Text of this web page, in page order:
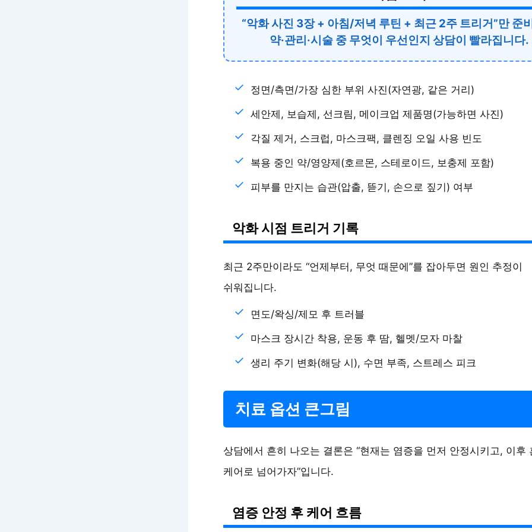
“악화 사진 3장 + 아침/저녁 루틴 + 최근 2주 트리거”만 준
약·관리·시술 중 무엇이 우선인지 상담이 빨라집니다.
정면/측면/가장 심한 부위 사진(자연광, 같은 거리)
세안제, 보습제, 선크림, 메이크업 제품명(가능하면 사진)
각질 제거, 스크럽, 마스크팩, 클렌징 오일 사용 빈도
복용 중인 약/영양제(호르몬, 스테로이드, 보충제 포함)
피부를 만지는 습관(압출, 뜯기, 손으로 짚기) 여부
악화 시점 트리거 기록
최근 2주만이라도 “언제부터, 무엇 때문에”를 잡아두면 원인 추정이
쉬워집니다.
면도/왁싱/제모 후 트러블
마스크 장시간 착용, 운동 후 땀, 헬멧/모자 마찰
생리 주기 변화(해당 시), 수면 부족, 스트레스 피크
치료 옵션 큰그림
상담에서 흔히 나오는 결론은 “현재는 염증을 먼저 안정시키고, 이후
케어로 넘어가자”입니다.
염증 안정 후 케어 흐름